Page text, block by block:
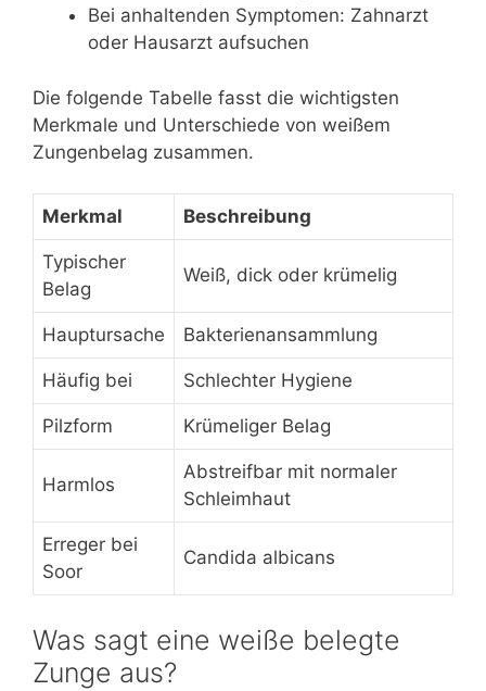
Bei anhaltenden Symptomen: Zahnarzt
oder Hausarzt aufsuchen
Die folgende Tabelle fasst die wichtigsten
Merkmale und Unterschiede von weißem
Zungenbelag zusammen.
Merkmal Beschreibung
Typischer
Belag
Weiß, dick oder krümelig
Hauptursache Bakterienansammlung
Häufig bei Schlechter Hygiene
Pilzform Krümeliger Belag
Harmlos
Abstreifbar mit normaler
Schleimhaut
Erreger bei
Soor
Candida albicans
Was sagt eine weiße belegte
Zunge aus?